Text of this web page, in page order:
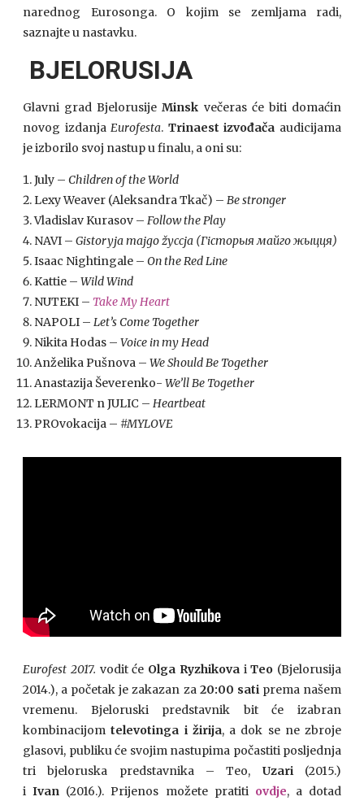
narednog Eurosonga. O kojim se zemljama radi,
saznajte u nastavku.
BJELORUSIJA
Glavni grad BjelorusijeMinsk večeras će biti domaćin
novog izdanjaEurofesta. Trinaest izvođača audicijama
je izborilo svoj nastup u finalu, a oni su:
July – Children of the World
Lexy Weaver (Aleksandra Tkač) – Be stronger
Vladislav Kurasov – Follow the Play
NAVI – Gistoryja majgo žyccja (Гiсторыя майго жыцця)
Isaac Nightingale – On the Red Line
Kattie – Wild Wind
NUTEKI – Take My Heart
NAPOLI – Let’s Come Together
Nikita Hodas – Voice in my Head
Anželika Pušnova – We Should Be Together
Anastazija Ševerenko- We’ll Be Together
LERMONT n JULIC – Heartbeat
PROvokacija – #MYLOVE
Eurofest 2017. vodit će Olga Ryzhikova iTeo (Bjelorusija
2014.), a početak je zakazan za 20:00 satiprema našem
vremenu. Bjeloruski predstavnik bit će izabran
kombinacijomtelevotinga i žirija, a dok se ne zbroje
glasovi, publiku će svojim nastupima počastiti posljednja
tri bjeloruska predstavnika – Teo, Uzari (2015.)
iIvan (2016.). Prijenos možete pratiti ovdje, a dotad